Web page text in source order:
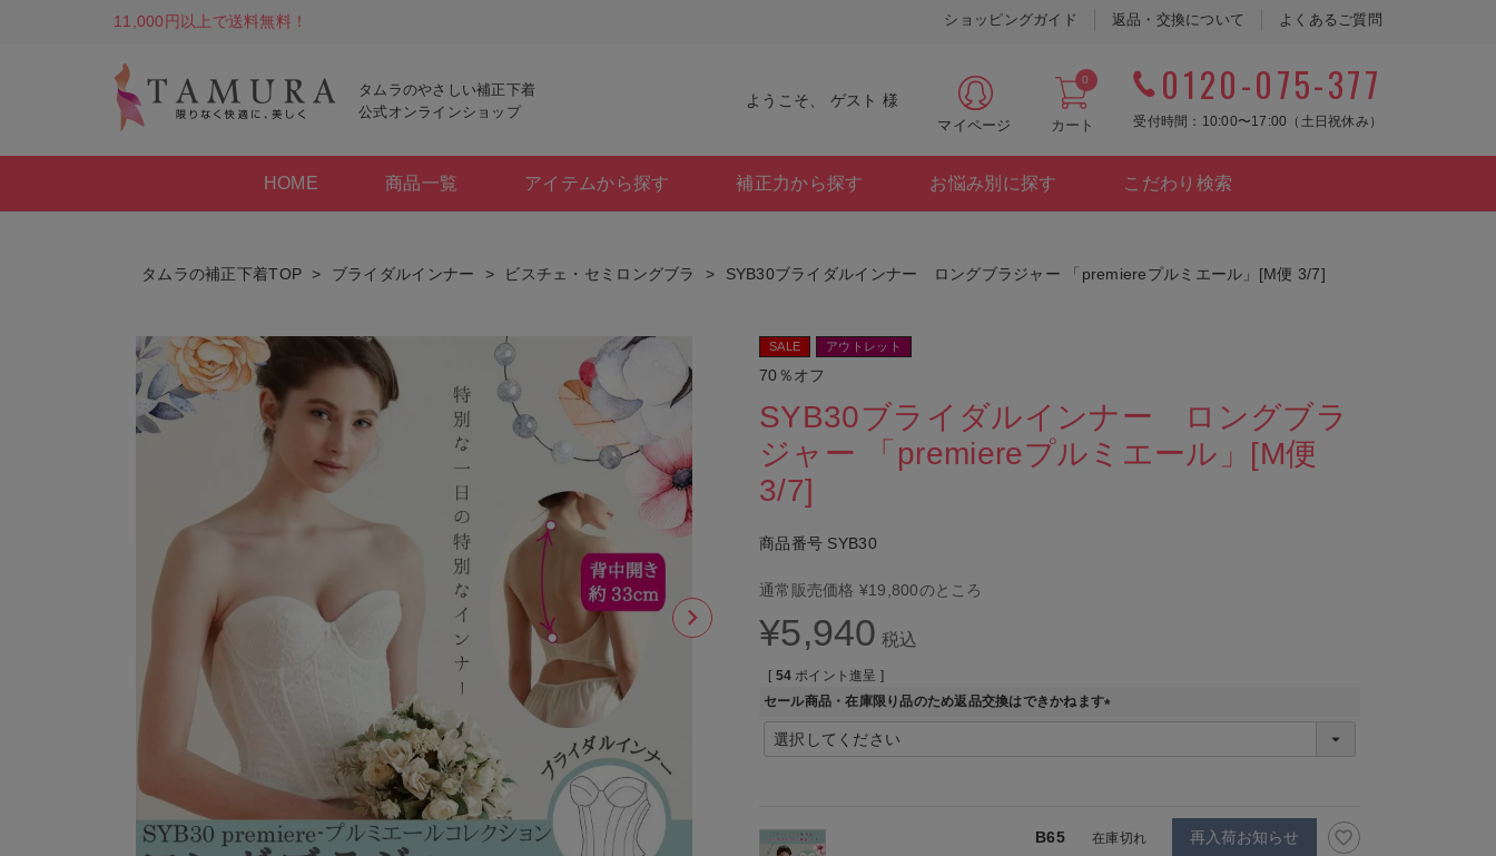
11,000円以上で送料無料！
タムラのやさしい補正下着
公式オンラインショップ
ようこそ、 ゲスト 様
マイページ カート
0 0120-075-377
受付時間：10:00〜17:00（土日祝休み）
ショッピングガイド 返品・交換について よくあるご質問
HOME 商品一覧 アイテムから探す 補正力から探す お悩み別に探す こだわり検索
タムラの補正下着TOP ブライダルインナー ビスチェ・セミロングブラ SYB30ブライダルインナー ロングブラジャー 「premiereプルミエール」[M便 3/7]
SALE アウトレット
70％オフ
SYB30ブライダルインナー ロングブラ
ジャー 「premiereプルミエール」[M便
3/7]
商品番号 SYB30
通常販売価格 ¥19,800のところ
¥5,940 税込
[ 54 ポイント進呈 ]
セール商品・在庫限り品のため返品交換はできかねます
B65 在庫切れ 再入荷お知らせ